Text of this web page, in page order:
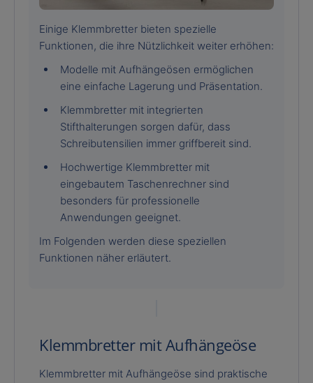
Einige Klemmbretter bieten spezielle
Funktionen, die ihre Nützlichkeit weiter erhöhen:
Modelle mit Aufhängeösen ermöglichen
eine einfache Lagerung und Präsentation.
Klemmbretter mit integrierten
Stifthalterungen sorgen dafür, dass
Schreibutensilien immer griffbereit sind.
Hochwertige Klemmbretter mit
eingebautem Taschenrechner sind
besonders für professionelle
Anwendungen geeignet.
Im Folgenden werden diese speziellen
Funktionen näher erläutert.
Klemmbretter mit Aufhängeöse
Klemmbretter mit Aufhängeöse sind praktische